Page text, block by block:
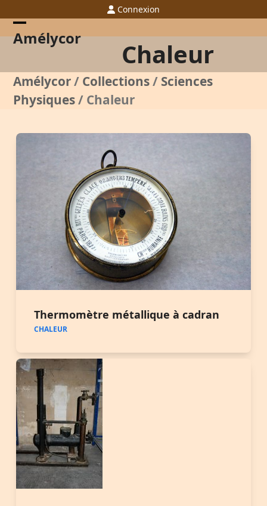
to
content
Connexion
Amélycor
Open
menu
Close
menu
Chaleur
Amélycor/ Collections/ Sciences
Physiques/ Chaleur
Thermomètre métallique à cadran
CHALEUR